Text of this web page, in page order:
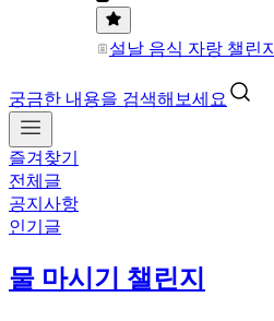
설날 음식 자랑 챌린지
궁금한 내용을 검색해보세요
즐겨찾기
전체글
공지사항
인기글
물 마시기 챌린지